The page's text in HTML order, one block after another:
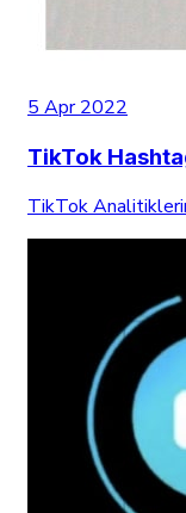
5 Apr 2022
TikTok
TikTok